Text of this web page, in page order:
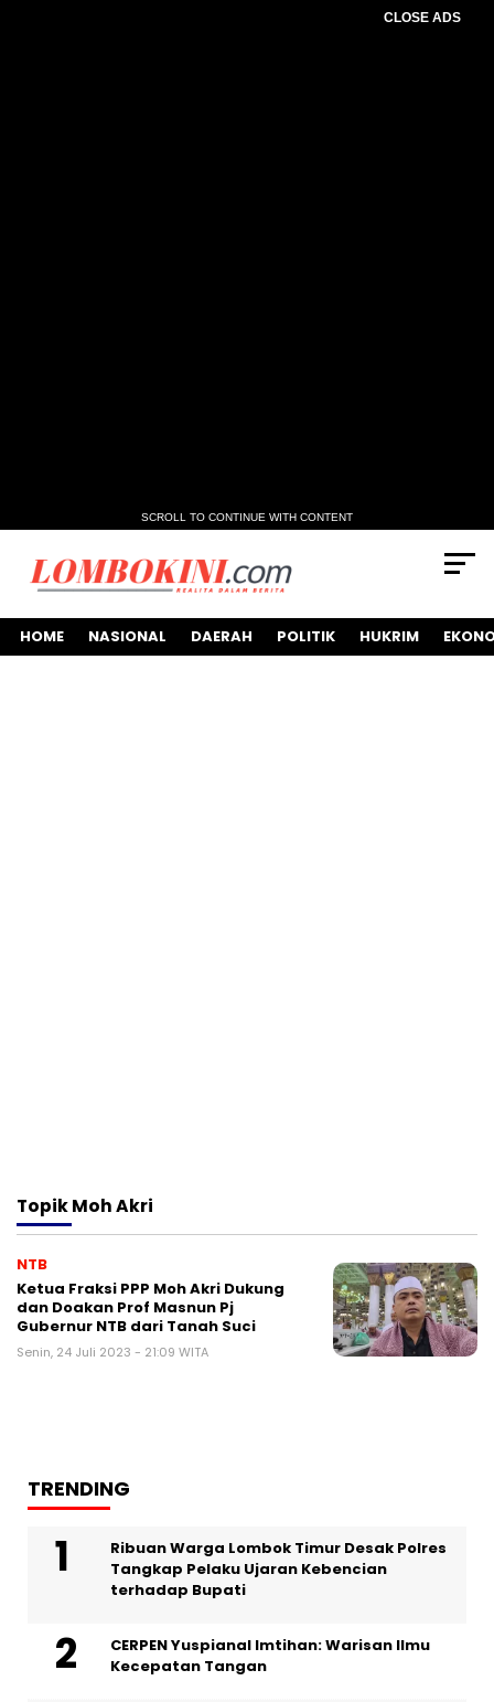
CLOSE ADS
SCROLL TO CONTINUE WITH CONTENT
HOME NASIONAL DAERAH POLITIK HUKRIM
TopikMoh Akri
NTB
Ketua Fraksi PPP Moh Akri Dukung
dan Doakan Prof Masnun Pj
Gubernur NTB dari Tanah Suci
Senin, 24 Juli 2023 - 21:09 WITA
TRENDING
Ribuan Warga Lombok Timur Desak Polres
Tangkap Pelaku Ujaran Kebencian
terhadap Bupati
CERPEN Yuspianal Imtihan: Warisan Ilmu
Kecepatan Tangan